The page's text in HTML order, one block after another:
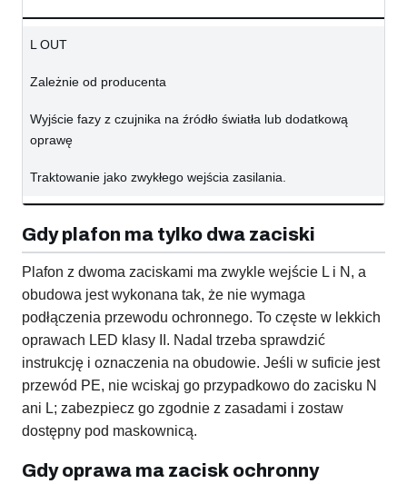
L OUT
Zależnie od producenta
Wyjście fazy z czujnika na źródło światła lub dodatkową
oprawę
Traktowanie jako zwykłego wejścia zasilania.
Gdy plafon ma tylko dwa zaciski
Plafon z dwoma zaciskami ma zwykle wejście L i N, a
obudowa jest wykonana tak, że nie wymaga
podłączenia przewodu ochronnego. To częste w lekkich
oprawach LED klasy II. Nadal trzeba sprawdzić
instrukcję i oznaczenia na obudowie. Jeśli w suficie jest
przewód PE, nie wciskaj go przypadkowo do zacisku N
ani L; zabezpiecz go zgodnie z zasadami i zostaw
dostępny pod maskownicą.
Gdy oprawa ma zacisk ochronny